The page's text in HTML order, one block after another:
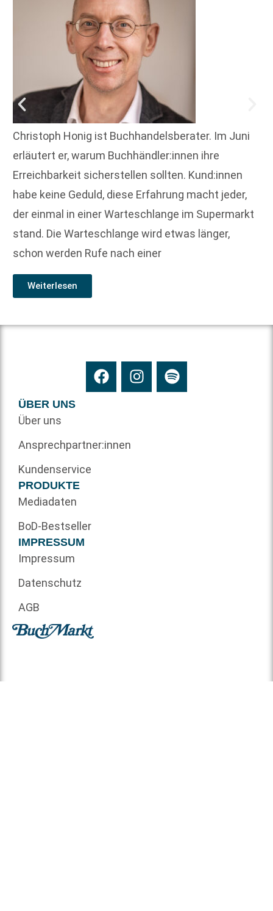
Christoph Honig ist Buchhandelsberater. Im Juni
erläutert er, warum Buchhändler:innen ihre
Erreichbarkeit sicherstellen sollten. Kund:innen
habe keine Geduld, diese Erfahrung macht jeder,
der einmal in einer Warteschlange im Supermarkt
stand. Die Warteschlange wird etwas länger,
schon werden Rufe nach einer
Weiterlesen
ÜBER UNS
Über uns
Ansprechpartner:innen
Kundenservice
PRODUKTE
Mediadaten
BoD-Bestseller
IMPRESSUM
Impressum
Datenschutz
AGB